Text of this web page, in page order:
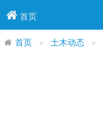
首页
首页 土木动态